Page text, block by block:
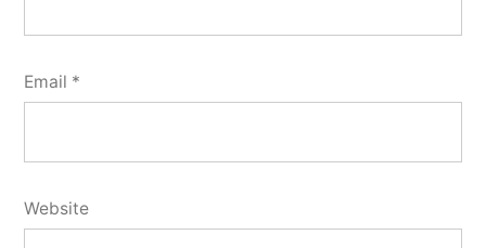
Email *
Website